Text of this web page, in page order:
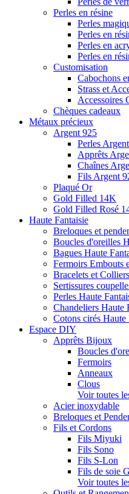
Perles en résine
Perles
Perles en
Perles en
Perles en
Customisation
Cabochons
Strass et
Accessoires
Chèques cadeaux
Métaux précieux
Argent 925
Perles
Apprêts
Chaînes
Fils Argent
Plaqué Or
Gold Filled 14K
Gold Filled Rosé
Haute Fantaisie
Breloques et
Boucles d'oreilles
Bagues Haute
Fermoirs Embouts
Bracelets et
Sertissures
Perles Haute
Chandeliers Haute
Cotons cirés Haute
Espace DIY
Apprêts Bijoux
Boucles
Fermoirs
Anneaux
Clous
Voir toutes
Acier inoxydable
Breloques et
Fils et Cordons
Fils Miyuki
Fils Sono
Fils S-Lon
Fils de soie
Voir toutes